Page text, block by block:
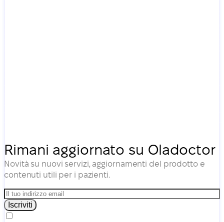
Rimani aggiornato su Oladoctor
Novità su nuovi servizi, aggiornamenti del prodotto e
contenuti utili per i pazienti.
Iscriviti